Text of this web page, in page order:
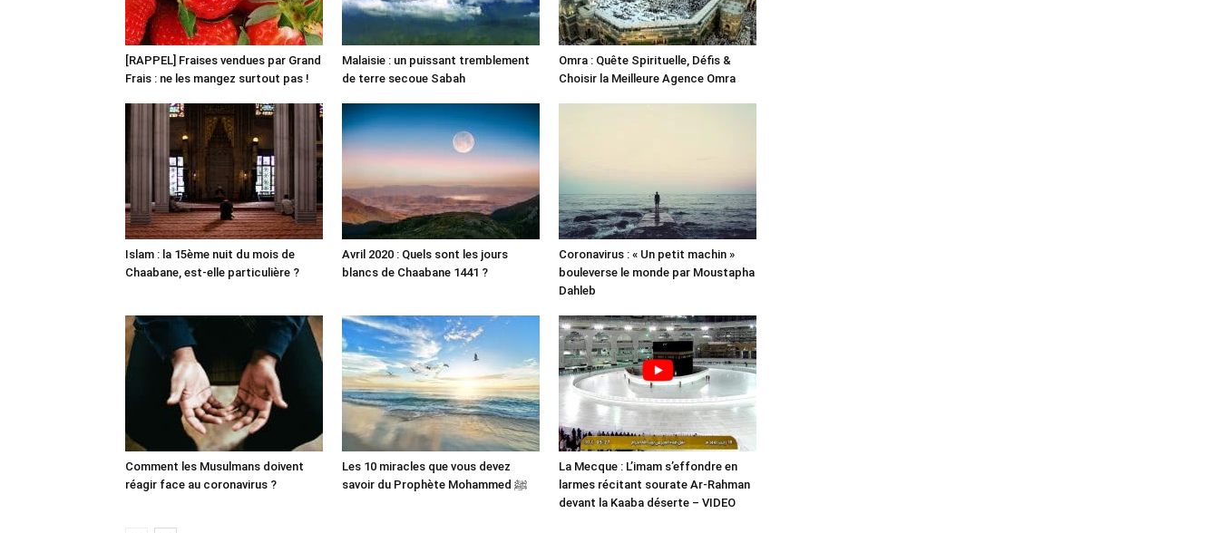
[RAPPEL] Fraises vendues par Grand
Frais : ne les mangez surtout pas !
Malaisie : un puissant tremblement
de terre secoue Sabah
Omra : Quête Spirituelle, Défis &
Choisir la Meilleure Agence Omra
Islam : la 15ème nuit du mois de
Chaabane, est-elle particulière ?
Avril 2020 : Quels sont les jours
blancs de Chaabane 1441 ?
Coronavirus : « Un petit machin »
bouleverse le monde par Moustapha
Dahleb
Comment les Musulmans doivent
réagir face au coronavirus ?
Les 10 miracles que vous devez
savoir du Prophète Mohammed ﷺ
La Mecque : L’imam s’effondre en
larmes récitant sourate Ar-Rahman
devant la Kaaba déserte – VIDEO